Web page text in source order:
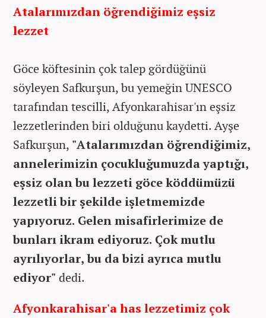
Atalarımızdan öğrendiğimiz eşsiz
lezzet
Göce köftesinin çok talep gördüğünü
söyleyen Safkurşun, bu yemeğin UNESCO
tarafından tescilli, Afyonkarahisar'ın eşsiz
lezzetlerinden biri olduğunu kaydetti. Ayşe
Safkurşun, "Atalarımızdan öğrendiğimiz,
annelerimizin çocukluğumuzda yaptığı,
eşsiz olan bu lezzeti göce köddümüzü
lezzetli bir şekilde işletmemizde
yapıyoruz. Gelen misafirlerimize de
bunları ikram ediyoruz. Çok mutlu
ayrılıyorlar, bu da bizi ayrıca mutlu
ediyor" dedi.
Afyonkarahisar'a has lezzetimiz çok